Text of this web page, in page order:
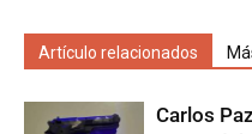
Artículo relacionados
Carlos